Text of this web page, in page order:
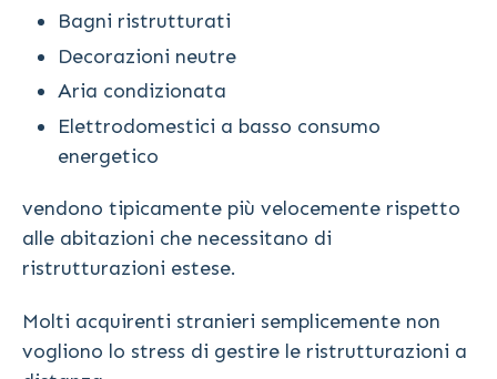
Bagni ristrutturati
Decorazioni neutre
Aria condizionata
Elettrodomestici a basso consumo
energetico
vendono tipicamente più velocemente rispetto
alle abitazioni che necessitano di
ristrutturazioni estese.
Molti acquirenti stranieri semplicemente non
vogliono lo stress di gestire le ristrutturazioni a